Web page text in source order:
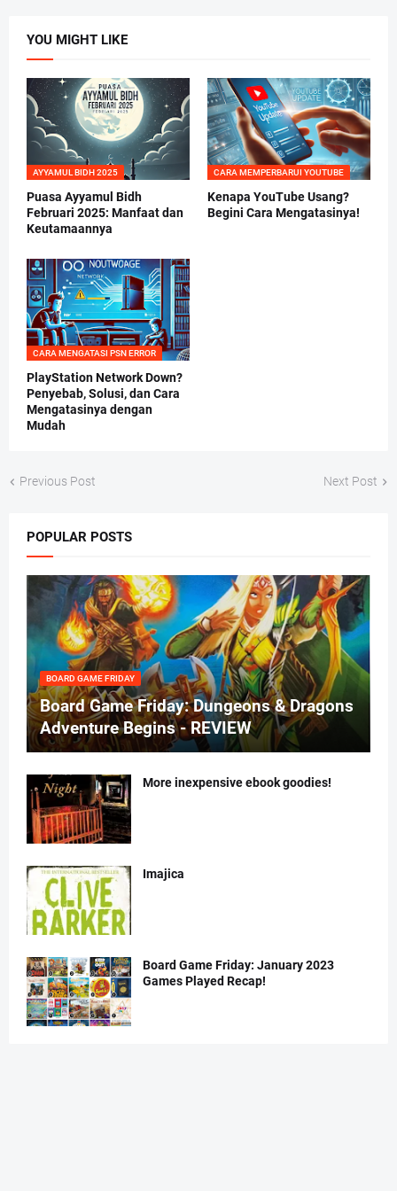
YOU MIGHT LIKE
AYYAMUL BIDH 2025
Puasa Ayyamul Bidh
Februari 2025: Manfaat dan
Keutamaannya
CARA MEMPERBARUI YOUTUBE
Kenapa YouTube Usang?
Begini Cara Mengatasinya!
CARA MENGATASI PSN ERROR
PlayStation Network Down?
Penyebab, Solusi, dan Cara
Mengatasinya dengan
Mudah
Previous Post Next Post
POPULAR POSTS
BOARD GAME FRIDAY
Board Game Friday: Dungeons & Dragons
Adventure Begins - REVIEW
More inexpensive ebook goodies!
Imajica
Board Game Friday: January 2023
Games Played Recap!